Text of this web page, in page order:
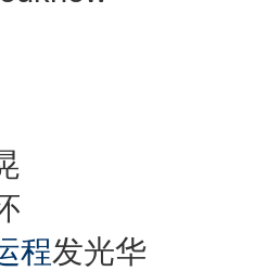
程发光华